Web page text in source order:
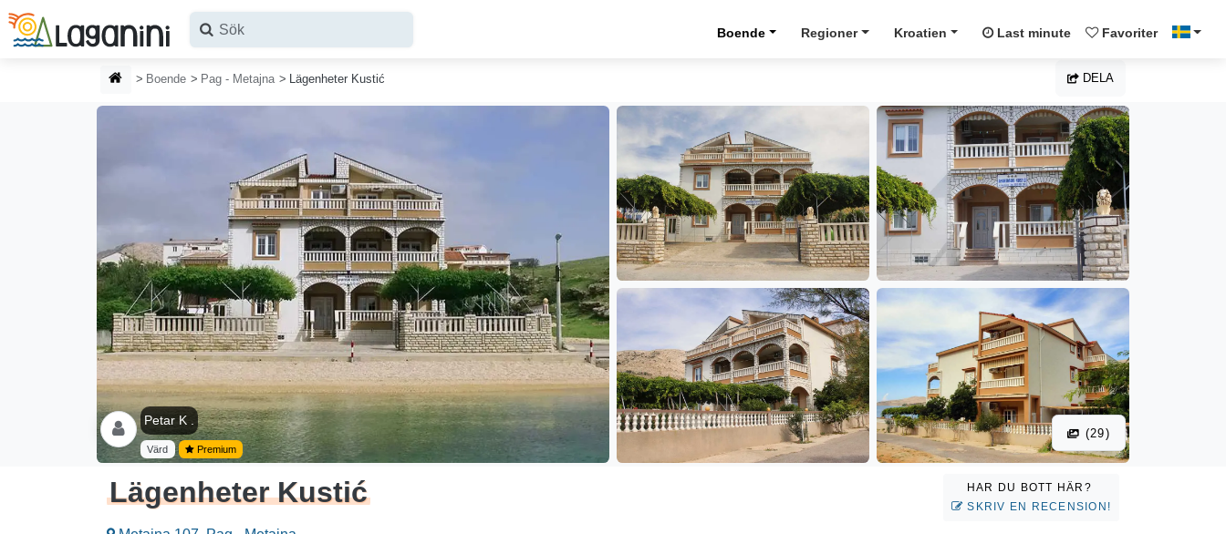
Hoppa till huvudinnehållet
Boende Regioner Kroatien Last minute Favoriter
HEMSIDA
Boende Pag - Metajna Lägenheter Kustić DELA
Petar K .
Värd Premium
(29)
Lägenheter Kustić
HAR DU BOTT HÄR?
SKRIV EN RECENSION!